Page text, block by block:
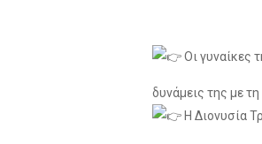
Οι γυναίκες
δυνάμεις της με
Η Διονυσία